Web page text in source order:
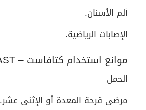
ألم الأسنان.
الإصابات الرياضية.
موانع استخدام كتافاست – CATAFAST
الحمل
مرضى قرحة المعدة أو الإثنى عشر.